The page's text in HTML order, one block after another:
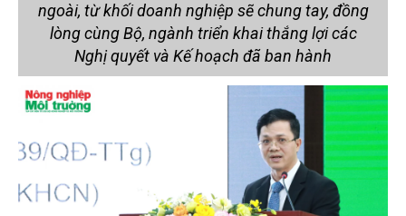
ngoài, từ khối doanh nghiệp sẽ chung tay, đồng
lòng cùng Bộ, ngành triển khai thắng lợi các
Nghị quyết và Kế hoạch đã ban hành